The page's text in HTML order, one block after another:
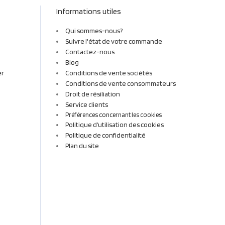
Informations utiles
Qui sommes-nous?
Suivre l'état de votre commande
Contactez-nous
Blog
Conditions de vente sociétés
Conditions de vente consommateurs
Droit de résiliation
Service clients
Préférences concernant les cookies
Politique d’utilisation des cookies
Politique de confidentialité
Plan du site